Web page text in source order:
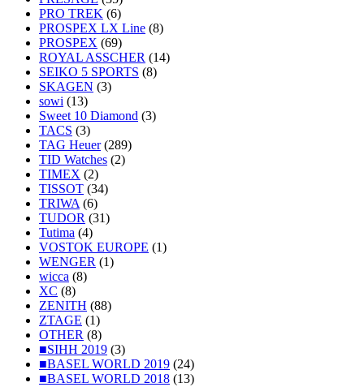
PRO TREK (6)
PROSPEX LX Line (8)
PROSPEX (69)
ROYAL ASSCHER (14)
SEIKO 5 SPORTS (8)
SKAGEN (3)
sowi (13)
Sweet 10 Diamond (3)
TACS (3)
TAG Heuer(289)
TID Watches (2)
TIMEX (2)
TISSOT (34)
TRIWA (6)
TUDOR (31)
Tutima (4)
VOSTOK EUROPE (1)
WENGER (1)
wicca (8)
XC (8)
ZENITH (88)
ZTAGE (1)
OTHER (8)
■SIHH 2019 (3)
■BASEL WORLD 2019 (24)
■BASEL WORLD 2018 (13)